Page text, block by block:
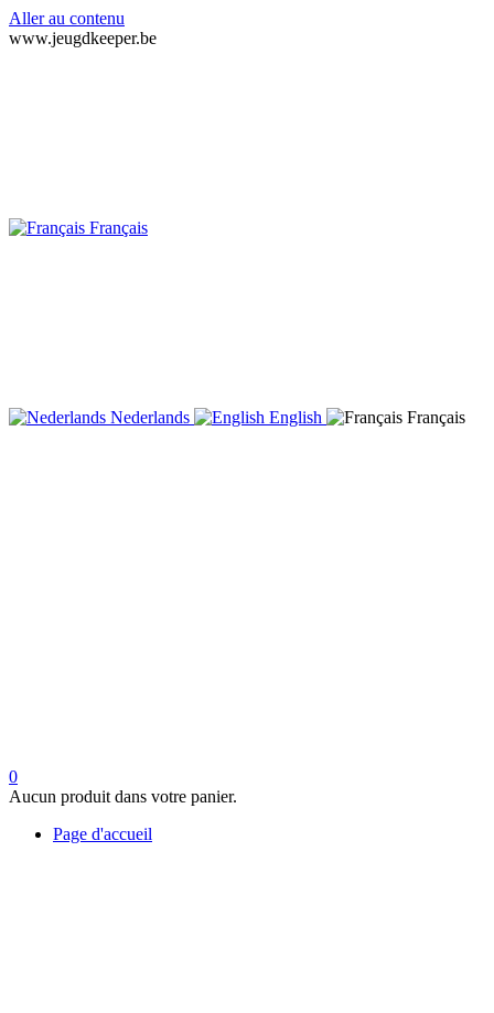
Aller au contenu
www.jeugdkeeper.be
Français
Nederlands English Français
0
Aucun produit dans votre panier.
Page d'accueil